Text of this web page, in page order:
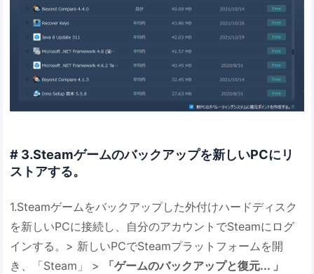
# 3.Steamゲームのバックアップを新しいPCにリ
ストアする。
1.Steamゲームをバックアップした外付けハードディスク
を新しいPCに接続し、自分のアカウントでSteamにログ
インする。> 新しいPCでSteamプラットフォームを開
き、「Steam」 >
「ゲームのバックアップと復元... 」